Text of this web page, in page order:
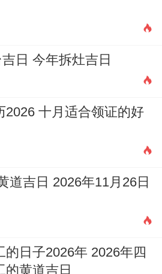
日 今年拆灶吉日
2026 十月适合领证的好
道吉日 2026年11月26日
的日子2026年 2026年四
的黄道吉日